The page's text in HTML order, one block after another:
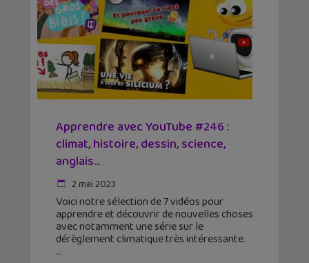
Apprendre avec YouTube #246 :
climat, histoire, dessin, science,
anglais…
2 mai 2023
Voici notre sélection de 7 vidéos pour
apprendre et découvrir de nouvelles choses
avec notamment une série sur le
dérèglement climatique très intéressante.